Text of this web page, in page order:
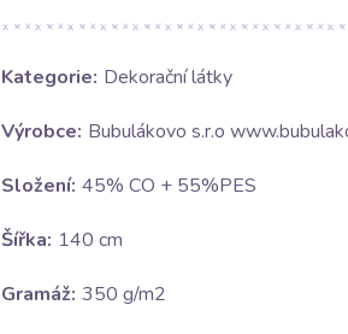
Kategorie: Dekorační látky
Výrobce: Bubulákovo s.r.o
Složení: 45% CO + 55%PES
Šířka: 140 cm
Gramáž: 350 g/m2